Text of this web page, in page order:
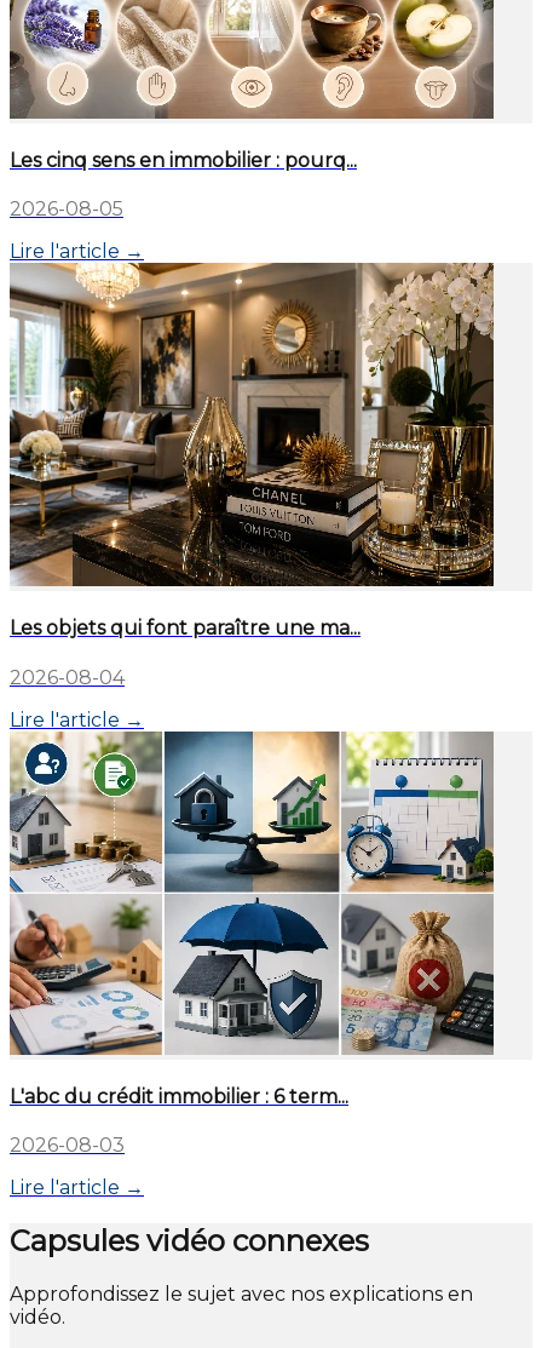
Les cinq sens en immobilier : pourq...
2026-08-05
Lire l'article →
Les objets qui font paraître une ma...
2026-08-04
Lire l'article →
L'abc du crédit immobilier : 6 term...
2026-08-03
Lire l'article →
Capsules vidéo connexes
Approfondissez le sujet avec nos explications en
vidéo.